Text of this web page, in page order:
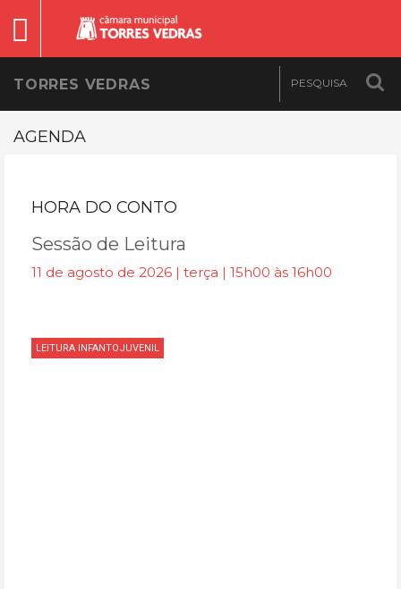
TORRES VEDRAS
AGENDA
HORA DO CONTO
Sessão de Leitura
11 de agosto de 2026 | terça | 15h00 às 16h00
LEITURA INFANTOJUVENIL